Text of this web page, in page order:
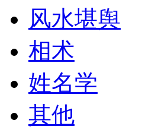
风水堪舆
相术
姓名学
其他